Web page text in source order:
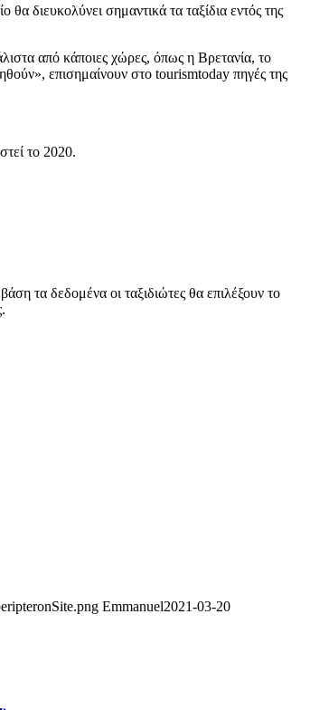
διευκολύνει σημαντικά τα ταξίδια εντός της
από κάποιες χώρες, όπως η Βρετανία, το
επισημαίνουν στο tourismtoday πηγές της
το 2020.
τα δεδομένα οι ταξιδιώτες θα επιλέξουν το
Emmanuel2021-03-20